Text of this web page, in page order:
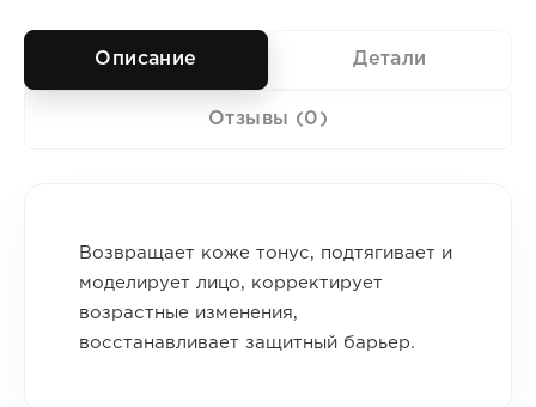
Описание Детали
Отзывы (0)
Возвращает коже тонус, подтягивает и
моделирует лицо, корректирует
возрастные изменения,
восстанавливает защитный барьер.